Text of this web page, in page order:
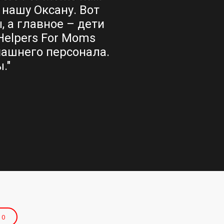
Оксану. Вот
а главное – дети
For Moms
персонала.
0